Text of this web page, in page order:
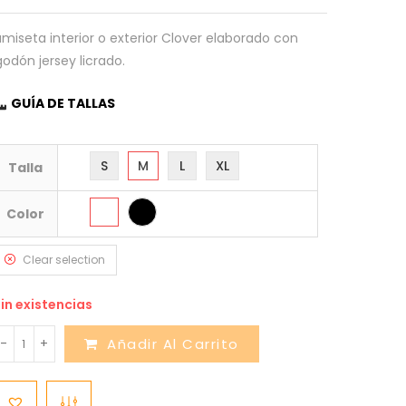
interior o exterior Clover elaborado con
jersey licrado.
GUÍA DE TALLAS
Talla S M L XL
Color
Clear selection
existencias
- + Añadir Al Carrito